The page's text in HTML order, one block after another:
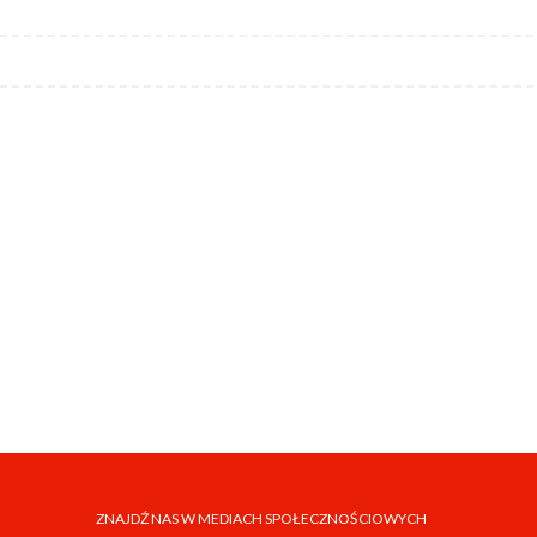
ZNAJDŹ NAS W MEDIACH SPOŁECZNOŚCIOWYCH